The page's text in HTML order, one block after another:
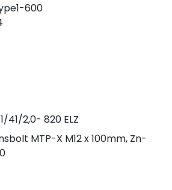
600
41/2,0- 820 ELZ
MTP-X M12 x 100mm, Zn-